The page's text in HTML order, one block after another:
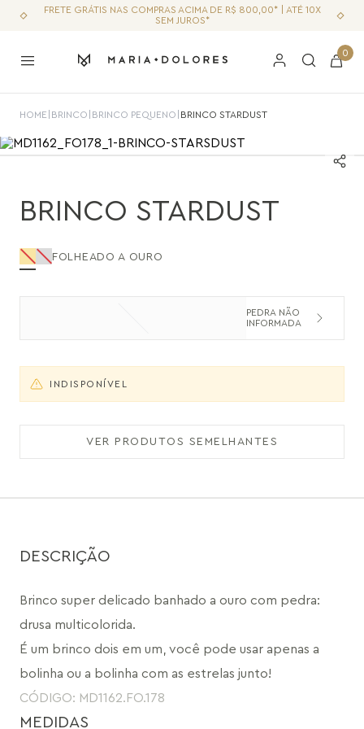
FRETE GRÁTIS NAS COMPRAS ACIMA DE R$ 800,00* | ATÉ 10X
SEM JUROS*
0
HOME BRINCO BRINCO PEQUENO BRINCO STARDUST
BRINCO STARDUST
FOLHEADO A OURO
PEDRA NÃO
INFORMADA
INDISPONÍVEL
VER PRODUTOS SEMELHANTES
DESCRIÇÃO
Brinco super delicado banhado a ouro com pedra:
drusa multicolorida.
É um brinco dois em um, você pode usar apenas a
bolinha ou a bolinha com as estrelas junto!
CÓDIGO: MD1162.FO.178
MEDIDAS